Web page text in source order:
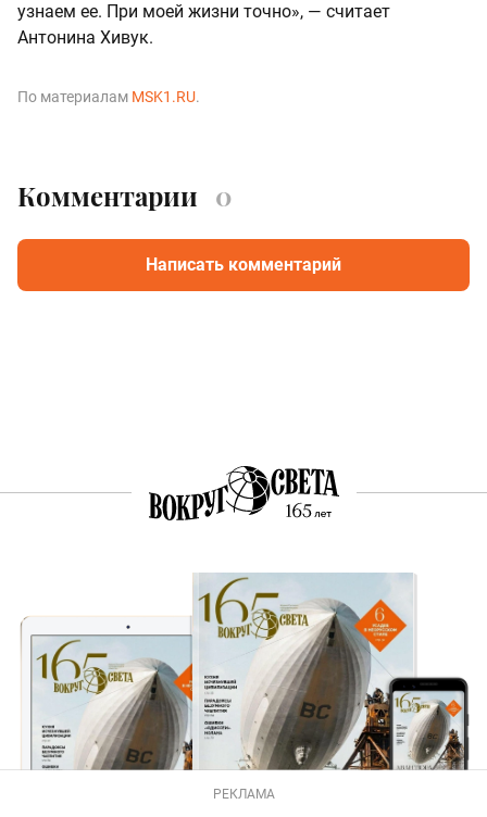
узнаем ее. При моей жизни точно», — считает
Антонина Хивук.
По материалам MSK1.RU.
Комментарии 0
Написать комментарий
РЕКЛАМА